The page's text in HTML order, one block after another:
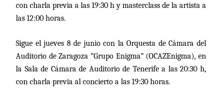
con charla previa a las 19:30 h y masterclass de la artista a
las 12:00 horas.
Sigue el jueves 8 de junio con la Orquesta de Cámara del
Auditorio de Zaragoza “Grupo Enigma” (OCAZEnigma), en
la Sala de Cámara de Auditorio de Tenerife a las 20:30 h,
con charla previa al concierto a las 19:30 horas.